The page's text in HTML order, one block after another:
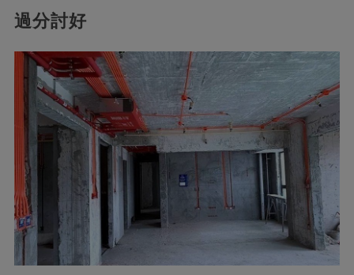
過分討好